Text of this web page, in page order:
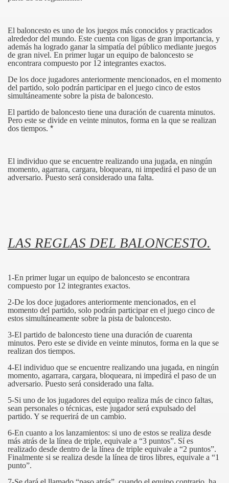
El baloncesto es uno de los juegos más conocidos y practicados
alrededor del mundo. Este cuenta con ligas de gran importancia, y
además ha logrado ganar la simpatía del público mediante juegos
de gran nivel. En primer lugar un equipo de baloncesto se
encontrara compuesto por 12 integrantes exactos.
De los doce jugadores anteriormente mencionados, en el momento
del partido, solo podrán participar en el juego cinco de estos
simultáneamente sobre la pista de baloncesto.
El partido de baloncesto tiene una duración de cuarenta minutos.
Pero este se divide en veinte minutos, forma en la que se realizan
dos tiempos. *
El individuo que se encuentre realizando una jugada, en ningún
momento, agarrara, cargara, bloqueara, ni impedirá el paso de un
adversario. Puesto será considerado una falta.
LAS REGLAS DEL BALONCESTO.
1-En primer lugar un equipo de baloncesto se encontrara
compuesto por 12 integrantes exactos.
2-De los doce jugadores anteriormente mencionados, en el
momento del partido, solo podrán participar en el juego cinco de
estos simultáneamente sobre la pista de baloncesto.
3-El partido de baloncesto tiene una duración de cuarenta
minutos. Pero este se divide en veinte minutos, forma en la que se
realizan dos tiempos.
4-El individuo que se encuentre realizando una jugada, en ningún
momento, agarrara, cargara, bloqueara, ni impedirá el paso de un
adversario. Puesto será considerado una falta.
5-Si uno de los jugadores del equipo realiza más de cinco faltas,
sean personales o técnicas, este jugador será expulsado del
partido. Y se requerirá de un cambio.
6-En cuanto a los lanzamientos: si uno de estos se realiza desde
más atrás de la línea de triple, equivale a “3 puntos”. Sí es
realizado desde dentro de la línea de triple equivale a “2 puntos”.
Finalmente si se realiza desde la línea de tiros libres, equivale a “1
punto”.